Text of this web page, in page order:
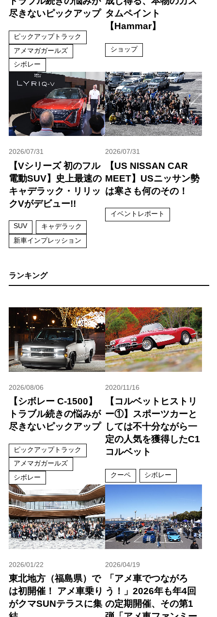
尽きないピックアップ
ピックアップトラック
アメマガガールズ
シボレー
タムペイント
【Hammar】
ショップ
2026/07/31
【Vシリーズ 初のフル
電動SUV】史上最速の
キャデラック・リリッ
クVがデビュー!!
SUV
キャデラック
新車インプレッション
2026/07/31
【US NISSAN CAR
MEET】USニッサン勢
は寒さも何のその！
イベントレポート
ランキング
2026/08/06
【シボレー C-1500】
トラブル続きの悩みが
尽きないピックアップ
ピックアップトラック
アメマガガールズ
シボレー
2020/11/16
【コルベットヒストリ
ー①】スポーツカーと
しては不十分ながら一
定の人気を獲得したC1
コルベット
クーペ シボレー
2026/01/22
東北地方（福島県）で
は初開催！ アメ車乗り
がクマSUNテラスに集
2026/04/19
「アメ車でつながろ
う！」2026年も年4回
の定期開催、その第1